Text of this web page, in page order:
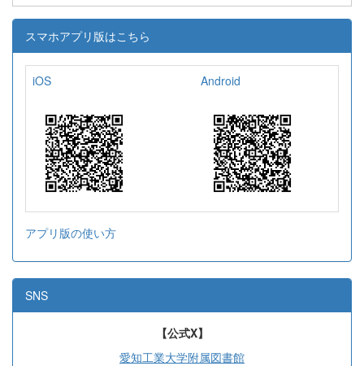
スマホアプリ版はこちら
iOS Android
アプリ版の使い方
SNS
【公式X】
愛知工業大学附属図書館